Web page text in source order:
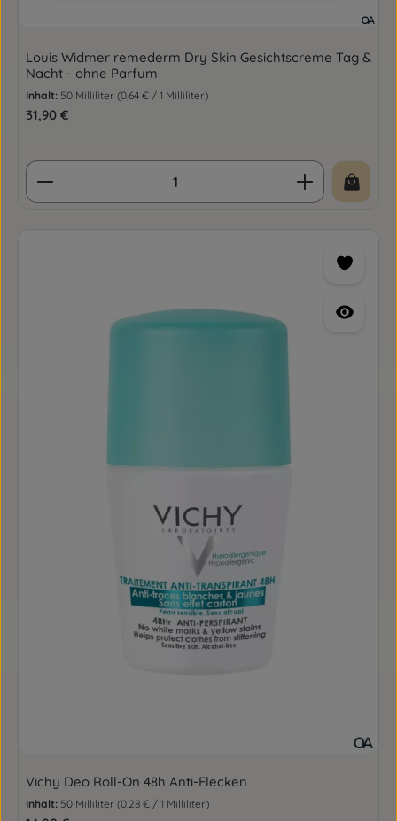
Louis Widmer remederm Dry Skin Gesichtscreme Tag &
Nacht - ohne Parfum
Inhalt: 50 Milliliter (0,64 € / 1 Milliliter)
Regulärer Preis:
31,90 €
Produkt Anzahl: Gib den gewünschten Wert
Vichy Deo Roll-On 48h Anti-Flecken
Inhalt: 50 Milliliter (0,28 € / 1 Milliliter)